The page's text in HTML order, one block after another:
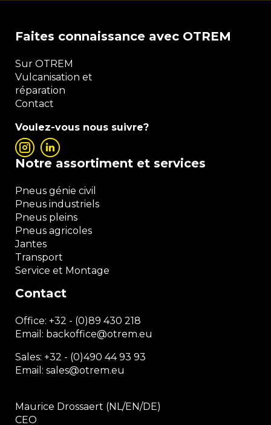
Contact
Office: +32 - (0)89 430 218
Email: backoffice@otrem.eu
Sales: +32 - (0)490 44 93 93
Email: sales@otrem.eu
Maurice Drossaert (NL/EN/DE)
CEO
Notre assortiment et services
Pneus génie civil
Pneus industriels
Pneus pleins
Pneus agricoles
Jantes
Transport
Service et Montage
Faites connaissance avec OTREM
Sur OTREM
Vulcanisation et
réparation
Contact
Voulez-vous nous suivre?